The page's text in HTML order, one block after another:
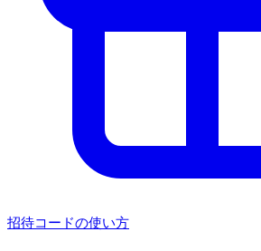
招待コードの使い方